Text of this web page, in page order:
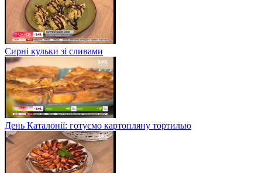
Сирні кульки зі сливами
День Каталонії: готуємо картопляну тортилью